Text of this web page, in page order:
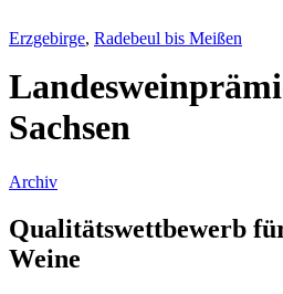
Erzgebirge, Radebeul bis Meißen
Sachsen
Archiv
Qualitätswettbewerb
Weine